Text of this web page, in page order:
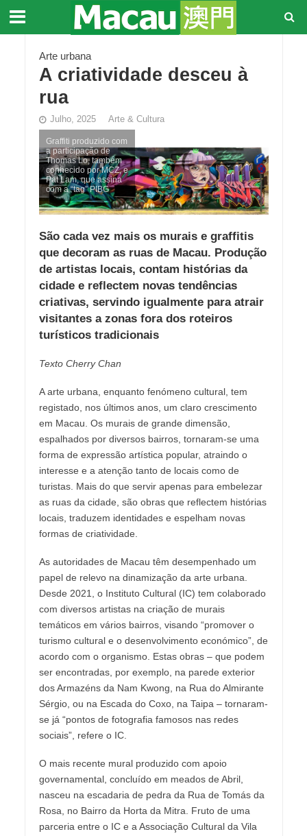
Arte urbana
A criatividade desceu à
rua
Julho, 2025 Arte & Cultura
Graffiti produzido com
a participação de
Thomas Lo, também
conhecido por MCZ, e
Pat Lam, que assina
com a “tag” PIBG
São cada vez mais os murais e graffitis
que decoram as ruas de Macau. Produção
de artistas locais, contam histórias da
cidade e reflectem novas tendências
criativas, servindo igualmente para atrair
visitantes a zonas fora dos roteiros
turísticos tradicionais
Texto Cherry Chan
A arte urbana, enquanto fenómeno cultural, tem
registado, nos últimos anos, um claro crescimento
em Macau. Os murais de grande dimensão,
espalhados por diversos bairros, tornaram-se uma
forma de expressão artística popular, atraindo o
interesse e a atenção tanto de locais como de
turistas. Mais do que servir apenas para embelezar
as ruas da cidade, são obras que reflectem histórias
locais, traduzem identidades e espelham novas
formas de criatividade.
As autoridades de Macau têm desempenhado um
papel de relevo na dinamização da arte urbana.
Desde 2021, o Instituto Cultural (IC) tem colaborado
com diversos artistas na criação de murais
temáticos em vários bairros, visando “promover o
turismo cultural e o desenvolvimento económico”, de
acordo com o organismo. Estas obras – que podem
ser encontradas, por exemplo, na parede exterior
dos Armazéns da Nam Kwong, na Rua do Almirante
Sérgio, ou na Escada do Coxo, na Taipa – tornaram-
se já “pontos de fotografia famosos nas redes
sociais”, refere o IC.
O mais recente mural produzido com apoio
governamental, concluído em meados de Abril,
nasceu na escadaria de pedra da Rua de Tomás da
Rosa, no Bairro da Horta da Mitra. Fruto de uma
parceria entre o IC e a Associação Cultural da Vila